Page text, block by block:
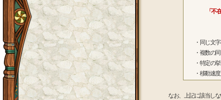
「不
・同じ文
・複数の
・特定の
・移動速
なお、上記に該当し